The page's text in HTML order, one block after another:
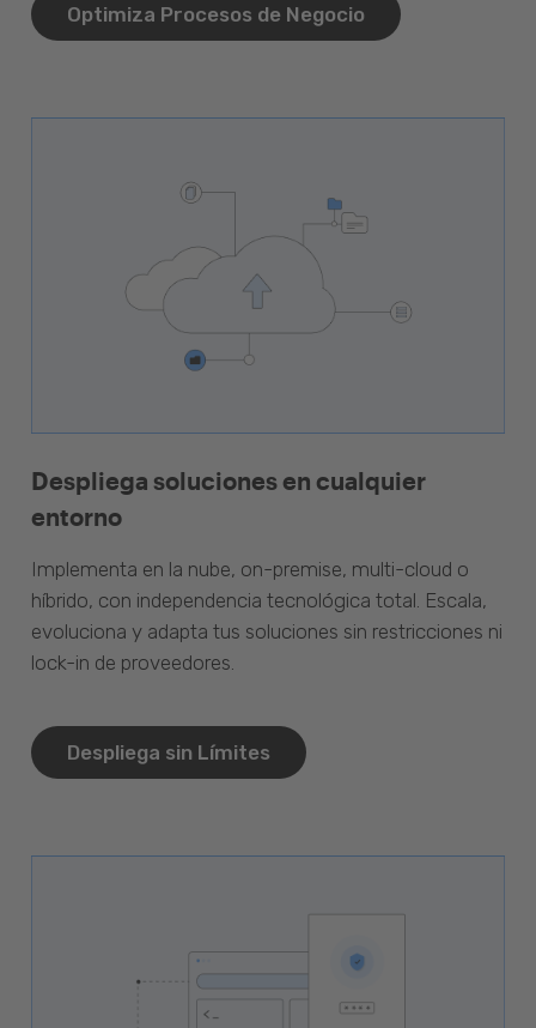
Optimiza Procesos de Negocio
Despliega soluciones en cualquier
entorno
Implementa en la nube, on-premise, multi-cloud o
híbrido, con independencia tecnológica total. Escala,
evoluciona y adapta tus soluciones sin restricciones ni
lock-in de proveedores.
Despliega sin Límites